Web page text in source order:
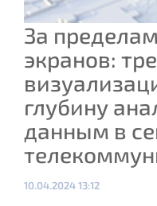
За
экранов:
глубину
данным в
Опубликовано:
10.04.2024 13:12